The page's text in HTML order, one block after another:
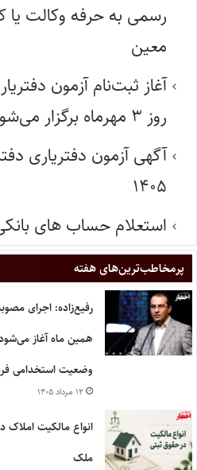
رسمی به حرفه وکالت یا
معین
روز ۳ مهرماه برگزار می‌شود
آگهی آزمون دفتریاری
۱۴۰۵
استعلام حساب های
پر‌مخاطب‌ترین‌های هفته
رفیع‌زاده: اجرای
همین ماه آغاز
وضعیت استخدامی
۱۲ مرداد ۱۴۰۵
ملک